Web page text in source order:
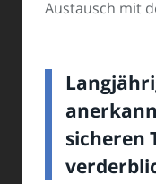
Austausch mit
sicheren